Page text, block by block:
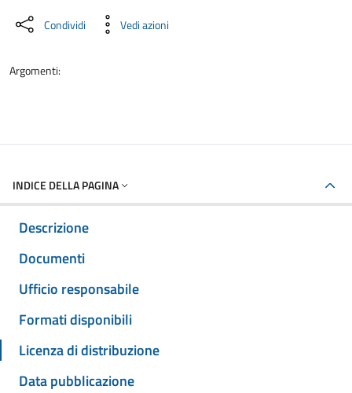
Condividi Vedi azioni
Argomenti:
INDICE DELLA PAGINA
Descrizione
Documenti
Ufficio responsabile
Formati disponibili
Licenza di distribuzione
Data pubblicazione